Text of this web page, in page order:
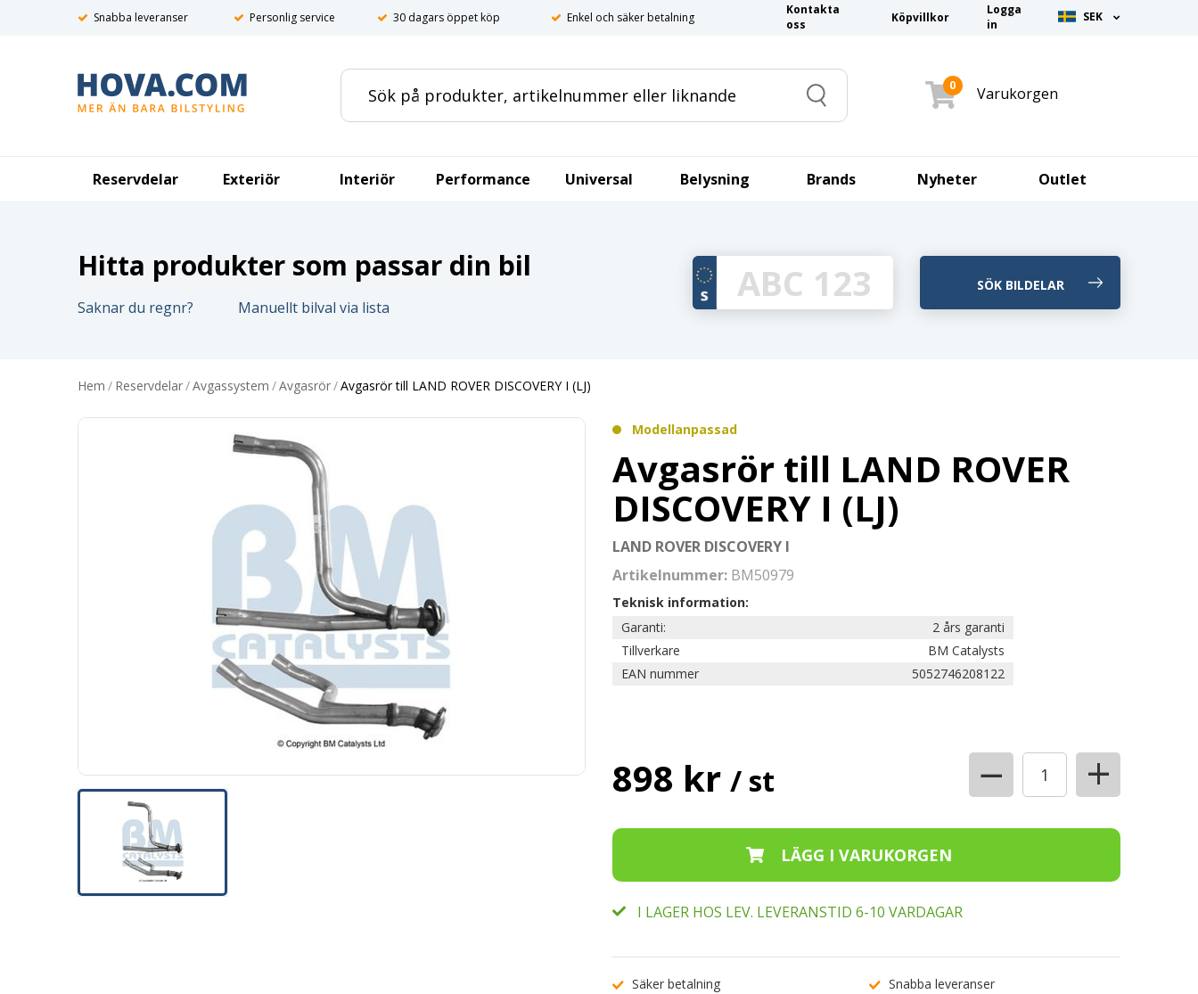
Snabba leveranser Personlig service 30 dagars öppet köp Enkel och säker betalning
Kontakta
oss
Köpvillkor
Logga
in
SEK
Search
0 Varukorgen
Reservdelar Exteriör Interiör Performance Universal Belysning Brands Nyheter Outlet
Hitta produkter som passar din bil
Saknar du regnr? Manuellt bilval via lista
Hem / Reservdelar/Avgassystem /Avgasrör/Avgasrör till LAND ROVER DISCOVERY I (LJ)
Modellanpassad
Avgasrör till LAND ROVER
DISCOVERY I (LJ)
LAND ROVER DISCOVERY I
Artikelnummer: BM50979
Teknisk information:
Garanti:
2 års garanti
Tillverkare
BM Catalysts
EAN nummer
5052746208122
898 kr / st − +
I LAGER HOS LEV. LEVERANSTID 6-10 VARDAGAR
Säker betalning
Snabba leveranser